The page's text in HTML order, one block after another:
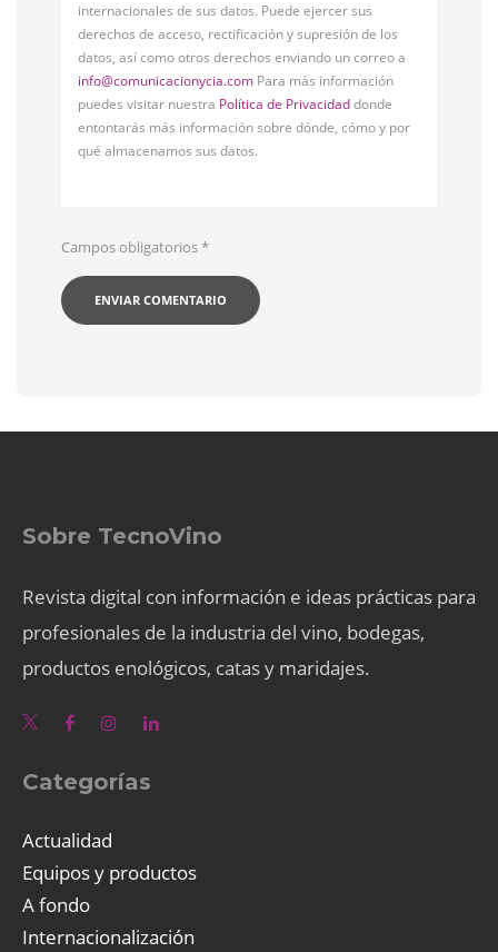
internacionales de sus datos. Puede ejercer sus
derechos de acceso, rectificación y supresión de los
datos, así como otros derechos enviando un correo a
info@comunicacionycia.com Para más información
puedes visitar nuestra Política de Privacidaddonde
entontarás más información sobre dónde, cómo y por
qué almacenamos sus datos.
Campos obligatorios*
Sobre TecnoVino
Revista digital con información e ideas prácticas para
profesionales de la industria del vino, bodegas,
productos enológicos, catas y maridajes.
Categorías
Actualidad
Equipos y productos
A fondo
Internacionalización